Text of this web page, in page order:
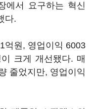
에서 요구하는 혁신
다.
억원, 영업이익 6003
크게 개선됐다. 매
줄었지만, 영업이익